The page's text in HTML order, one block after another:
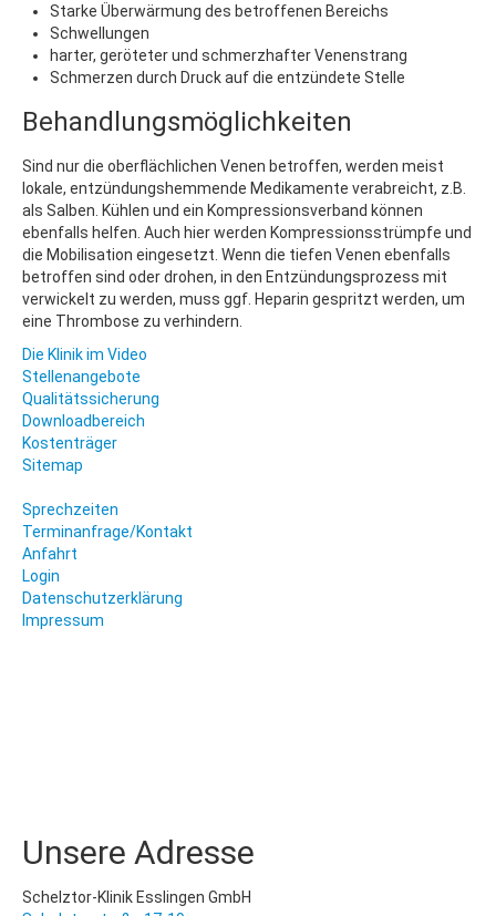
Starke Überwärmung des betroffenen Bereichs
Schwellungen
harter, geröteter und schmerzhafter Venenstrang
Schmerzen durch Druck auf die entzündete Stelle
Behandlungsmöglichkeiten
Sind nur die oberflächlichen Venen betroffen, werden meist
lokale, entzündungshemmende Medikamente verabreicht, z.B.
als Salben. Kühlen und ein Kompressionsverband können
ebenfalls helfen. Auch hier werden Kompressionsstrümpfe und
die Mobilisation eingesetzt. Wenn die tiefen Venen ebenfalls
betroffen sind oder drohen, in den Entzündungsprozess mit
verwickelt zu werden, muss ggf. Heparin gespritzt werden, um
eine Thrombose zu verhindern.
Die Klinik im Video
Stellenangebote
Qualitätssicherung
Downloadbereich
Kostenträger
Sitemap
Sprechzeiten
Terminanfrage/Kontakt
Anfahrt
Login
Datenschutzerklärung
Impressum
Unsere Adresse
Schelztor-Klinik Esslingen GmbH